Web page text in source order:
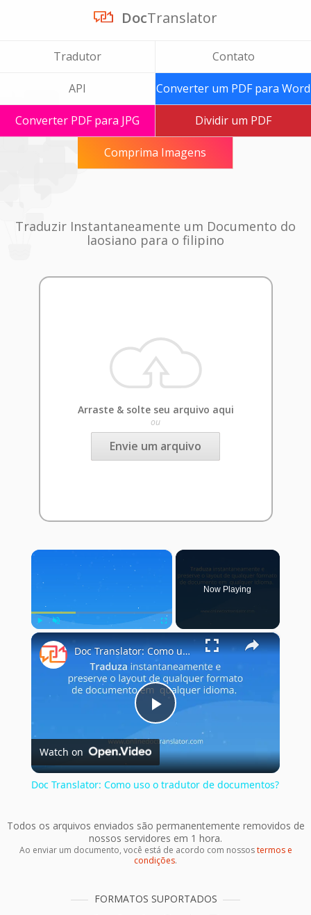
DocTranslator
Tradutor Contato
API Converter um PDF para Word
Converter PDF para JPG Dividir um PDF
Comprima Imagens
Traduzir Instantaneamente um Documento do
laosiano para o filipino
Arraste & solte seu arquivo aqui
ou
Envie um arquivo
×
Play Unmute Fullscreen
Now Playing
×
Play
Video
Doc Translator: Como uso o tradutor de documentos?
Watch on
Doc Translator: Como uso o tradutor de documentos?
Todos os arquivos enviados são permanentemente removidos de
nossos servidores em 1 hora.
Ao enviar um documento, você está de acordo com nossostermos e
condições.
FORMATOS SUPORTADOS